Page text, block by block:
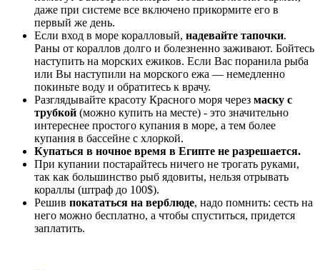
даже при системе все включено прикормите его в
первый же день.
Если вход в море коралловый, надевайте тапочки.
Раны от кораллов долго и болезненно заживают. Бойтесь
наступить на морских ежиков. Если Вас поранила рыба
или Вы наступили на морского ежа — немедленно
покиньте воду и обратитесь к врачу.
Разглядывайте красоту Красного моря через маску с
трубкой (можно купить на месте) - это значительно
интереснее простого купания в море, а тем более
купания в бассейне с хлоркой.
Купаться в ночное время в Египте не разрешается.
При купании постарайтесь ничего не трогать руками,
так как большинство рыб ядовиты, нельзя отрывать
кораллы (штраф до 100$).
Решив покататься на верблюде, надо помнить: сесть на
него можно бесплатно, а чтобы спуститься, придется
заплатить.